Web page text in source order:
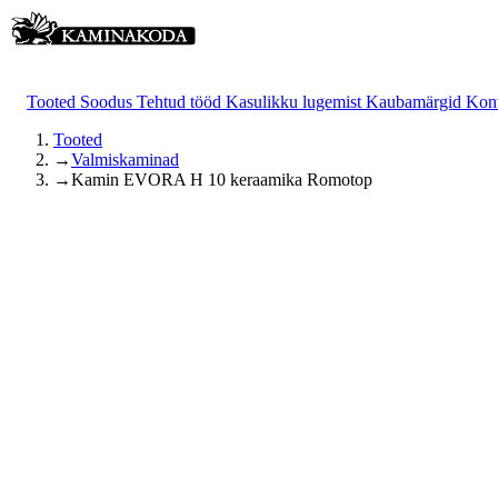
Tooted Soodus Tehtud tööd Kasulikku lugemist Kaubamärgid
Tooted
→Valmiskaminad
→Kamin EVORA H 10 keraamika Romotop